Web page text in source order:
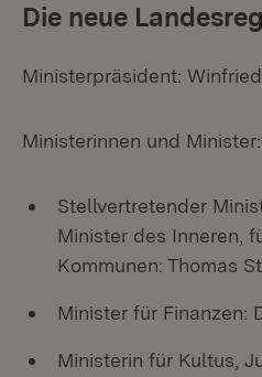
Die neue
Ministerpräsident:
Ministerinnen und Minister:
Stellvertretender
Minister des Inneren,
Kommunen: Thomas
Minister für Finanzen:
Ministerin für Kultus,